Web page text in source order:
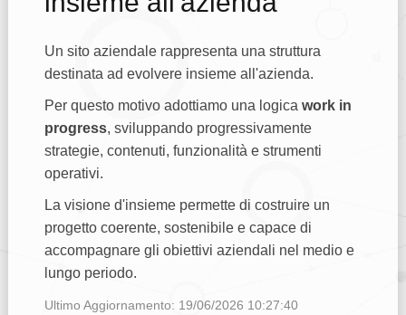
Un sito aziendale rappresenta una struttura
destinata ad evolvere insieme all'azienda.
Per questo motivo adottiamo una logica work in
progress, sviluppando progressivamente
strategie, contenuti, funzionalità e strumenti
operativi.
La visione d'insieme permette di costruire un
progetto coerente, sostenibile e capace di
accompagnare gli obiettivi aziendali nel medio e
lungo periodo.
Ultimo Aggiornamento: 19/06/2026 10:27:40